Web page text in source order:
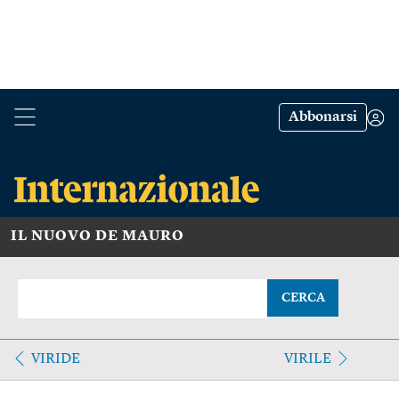
Abbonarsi
IL NUOVO DE MAURO
CERCA
VIRIDE VIRILE